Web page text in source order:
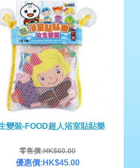
變裝-FOOD超人浴室貼貼樂
零售價:HK$60.00
優惠價:HK$45.00